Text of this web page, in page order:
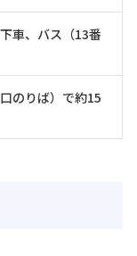
車、バス（13番
のりば）で約15